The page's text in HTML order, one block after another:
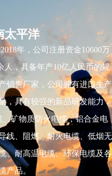
太平洋
年，公司注册资金10600万
人，具备年产10亿人民币的规
销售厂家，公司拥有进口生产
，具有较强的新品研发能力，
矿物质防火电缆，铝合金电
线、阻燃、耐火电缆、低烟无
、耐高温电缆、环保电缆及各
产品。